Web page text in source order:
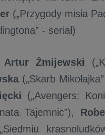
(„Przygody misia
- serial)
Artur Żmijewski
(„Skarb
(„Avengers:
Tajemnic”),